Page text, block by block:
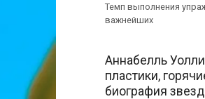
Темп выполнения
важнейших
Аннабелль
пластики,
биография